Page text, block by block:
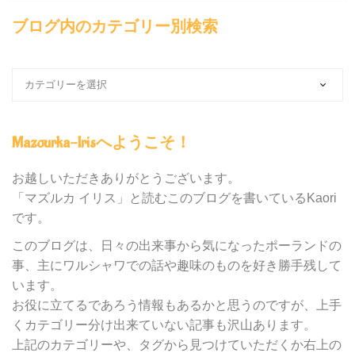
ブログ内のカテゴリー別検索
の
テ
ゴ
ー
別
検
索
Mazourka-Irisへようこそ！
お越しいただきありがとうございます。
「マズルカ イリス」と読むこのブログを書いているKaori
です。
このブログは、日々の出来事から気になったポーランドの
事、主にワルシャワでの話や趣味のものを好き勝手残して
います。
お役に立てるであろう情報もあるかと思うのですが、上手
くカテゴリー分け出来ていない記事も沢山あります。
上記のカテゴリーや、タグから見つけていただくか右上の